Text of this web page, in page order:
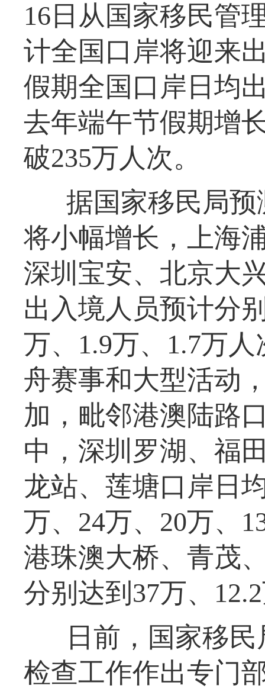
16日从国家移民管
计全国口岸将迎来
假期全国口岸日均
去年端午节假期增
破235万人次。
据国家移民局
将小幅增长，上海
深圳宝安、北京大
出入境人员预计分
万、1.9万、1.7万
舟赛事和大型活动
加，毗邻港澳陆路
中，深圳罗湖、福
龙站、莲塘口岸日
万、24万、20万、
港珠澳大桥、青茂
分别达到37万、
日前，国家移
检查工作作出专门